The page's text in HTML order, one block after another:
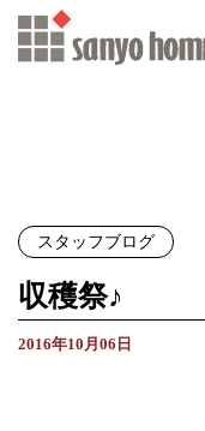
スタッフブログ
収穫祭♪
2016年10月06日